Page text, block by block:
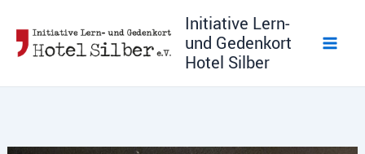
Inhalt
springen
Initiative Lern-
und Gedenkort
Hotel Silber